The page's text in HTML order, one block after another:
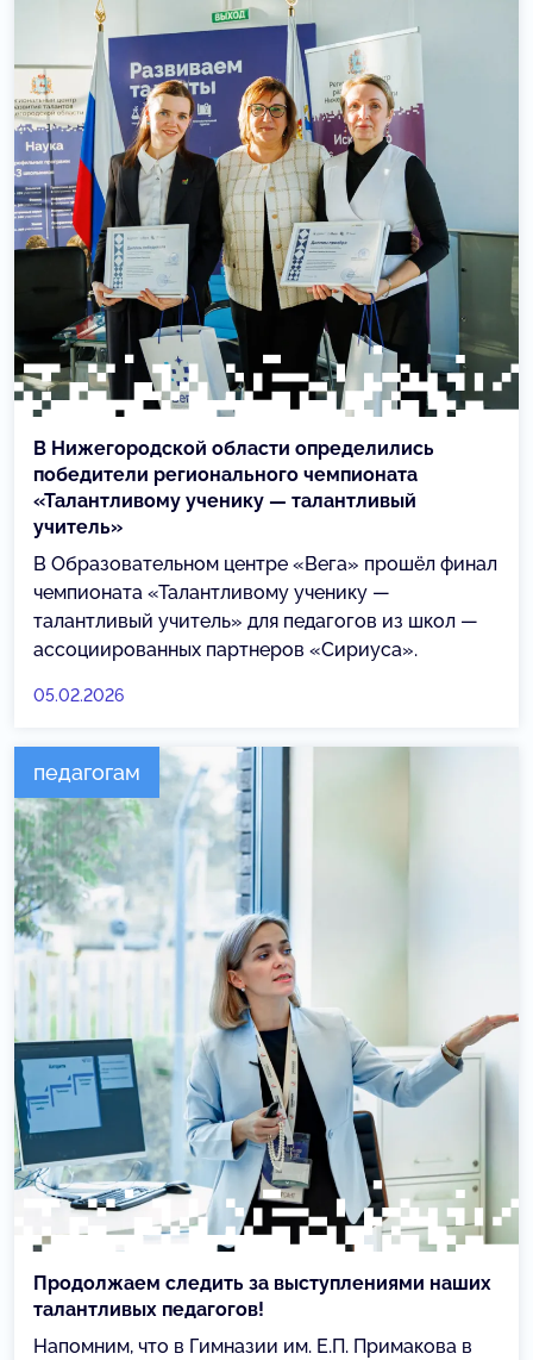
В Нижегородской области определились
победители регионального чемпионата
«Талантливому ученику — талантливый
учитель»
В Образовательном центре «Вега» прошёл финал
чемпионата «Талантливому ученику —
талантливый учитель» для педагогов из школ —
ассоциированных партнеров «Сириуса».
05.02.2026
педагогам
Продолжаем следить за выступлениями наших
талантливых педагогов!
Напомним, что в Гимназии им. Е.П. Примакова в